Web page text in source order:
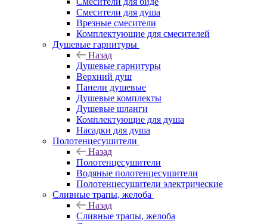
Смесители для душа
Врезные смесители
Комплектующие для смесителей
Душевые гарнитуры
Назад
Душевые гарнитуры
Верхний душ
Панели душевые
Душевые комплекты
Душевые шланги
Комплектующие для душа
Насадки для душа
Полотенцесушители
Назад
Полотенцесушители
Водяные полотенцесушители
Полотенцесушители электрические
Сливные трапы, желоба
Назад
Сливные трапы, желоба